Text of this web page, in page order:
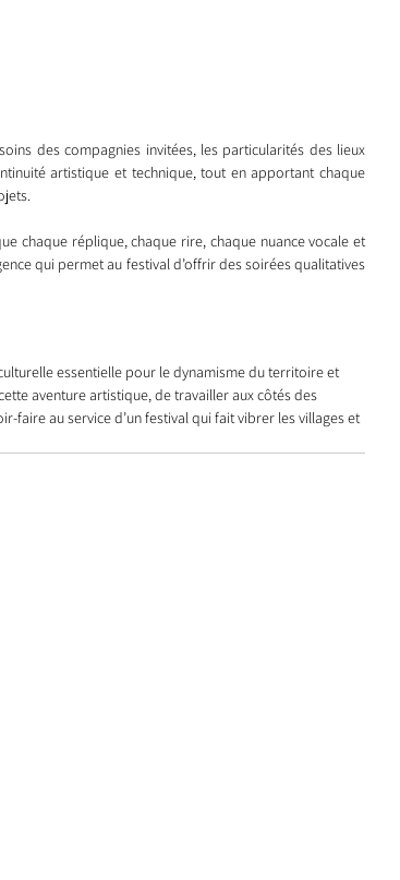
des compagnies invitées, les particularités des lieux
artistique et technique, tout en apportant chaque
chaque réplique, chaque rire, chaque nuance vocale et
qui permet au festival d’offrir des soirées qualitatives
essentielle pour le dynamisme du territoire et
aventure artistique, de travailler aux côtés des
faire au service d’un festival qui fait vibrer les villages et